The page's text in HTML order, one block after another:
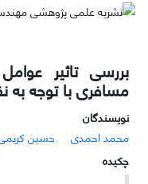
بررسی تاثیر
مسافری با توجه
نویسندگان
محمد احمدی
حسین
چکیده